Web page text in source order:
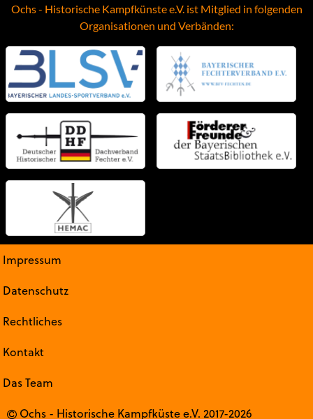
Ochs - Historische Kampfkünste e.V. ist Mitglied in folgenden
Organisationen und Verbänden:
Impressum
Datenschutz
Rechtliches
Kontakt
Das Team
Ochs - Historische Kampfküste e.V. 2017-2026